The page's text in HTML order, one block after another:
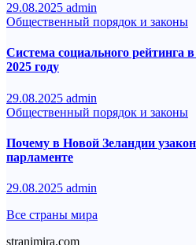
29.08.2025 admin
Общественный порядок и законы
Система социального рейтинга
2025 году
29.08.2025 admin
Общественный порядок и законы
Почему в Новой Зеландии
парламенте
29.08.2025 admin
Все страны мира
stranimira.com